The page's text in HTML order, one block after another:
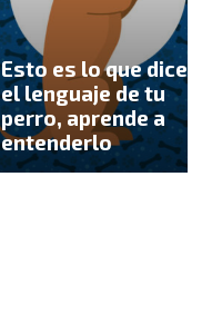
Esto es lo que dice
el lenguaje de tu
perro, aprende a
entenderlo